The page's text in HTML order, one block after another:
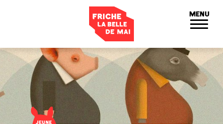
MENU
Panneau de gestion des cookies